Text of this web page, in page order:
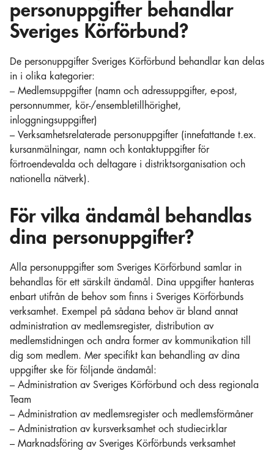
personuppgifter behandlar
Sveriges Körförbund?
De personuppgifter Sveriges Körförbund behandlar kan delas
in i olika kategorier:
– Medlemsuppgifter (namn och adressuppgifter, e-post,
personnummer, kör-/ensembletillhörighet,
inloggningsuppgifter)
– Verksamhetsrelaterade personuppgifter (innefattande t.ex.
kursanmälningar, namn och kontaktuppgifter för
förtroendevalda och deltagare i distriktsorganisation och
nationella nätverk).
För vilka ändamål behandlas
dina personuppgifter?
Alla personuppgifter som Sveriges Körförbund samlar in
behandlas för ett särskilt ändamål. Dina uppgifter hanteras
enbart utifrån de behov som finns i Sveriges Körförbunds
verksamhet. Exempel på sådana behov är bland annat
administration av medlemsregister, distribution av
medlemstidningen och andra former av kommunikation till
dig som medlem. Mer specifikt kan behandling av dina
uppgifter ske för följande ändamål:
– Administration av Sveriges Körförbund och dess regionala
Team
– Administration av medlemsregister och medlemsförmåner
– Administration av kursverksamhet och studiecirklar
– Marknadsföring av Sveriges Körförbunds verksamhet